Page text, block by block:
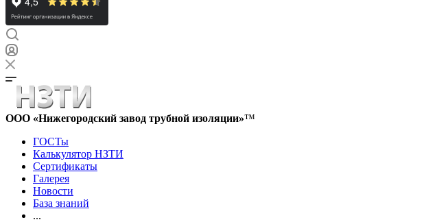
ООО «Нижегородский завод трубной изоляции»™
ГОСТы
Калькулятор НЗТИ
Сертификаты
Галерея
Новости
База знаний
...